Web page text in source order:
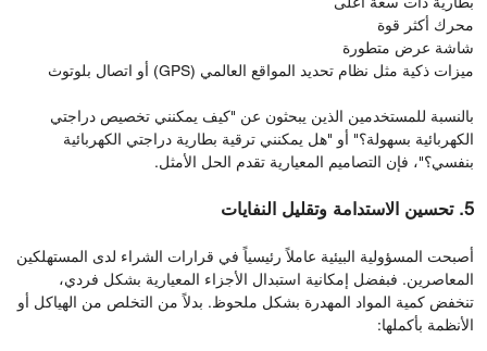
بطارية ذات سعة أعلى
محرك أكثر قوة
شاشة عرض متطورة
ميزات ذكية مثل نظام تحديد المواقع العالمي (GPS) أو اتصال بلوتوث
بالنسبة للمستخدمين الذين يبحثون عن "كيف يمكنني تخصيص دراجتي
الكهربائية بسهولة؟" أو "هل يمكنني ترقية بطارية دراجتي الكهربائية
بنفسي؟"، فإن التصاميم المعيارية تقدم الحل الأمثل.
5. تحسين الاستدامة وتقليل النفايات
أصبحت المسؤولية البيئية عاملاً رئيسياً في قرارات الشراء لدى المستهلكين
المعاصرين. فبفضل إمكانية استبدال الأجزاء المعيارية بشكل فردي،
تنخفض كمية المواد المهدرة بشكل ملحوظ. بدلاً من التخلص من الهياكل أو
الأنظمة بأكملها: